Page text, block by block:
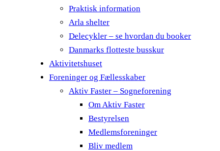
Praktisk information
Arla shelter
Delecykler – se hvordan du booker
Danmarks flotteste busskur
Aktivitetshuset
Foreninger og Fællesskaber
Aktiv Faster – Sogneforening
Om Aktiv Faster
Bestyrelsen
Medlemsforeninger
Bliv medlem